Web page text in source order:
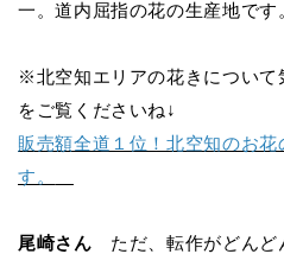
一。道内屈指の花の生産地です
※北空知エリアの花きについて
をご覧くださいね↓
販売額全道１位！北空知のお
す。
尾崎さん ただ、転作がどんど